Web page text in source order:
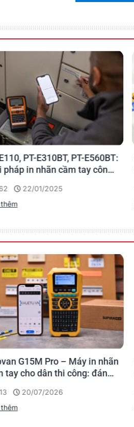
PT-E310BT, PT-E560BT:
pháp in nhãn cầm tay công
22/01/2025
G15M Pro – Máy in nhãn
tay cho dân thi công: đánh
trình20/07/2026